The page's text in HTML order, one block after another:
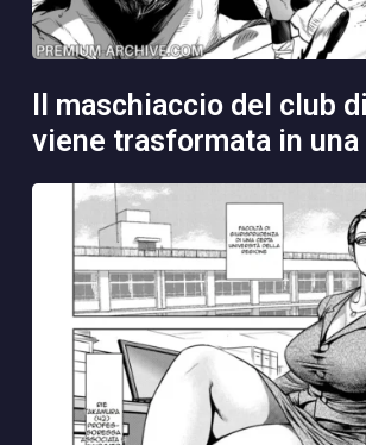
viene trasformata in